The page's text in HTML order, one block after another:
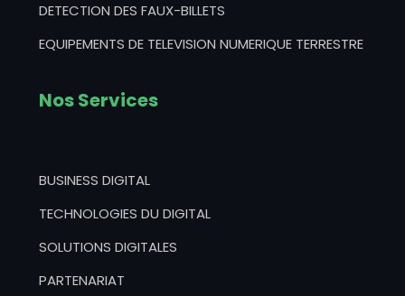
DETECTION DES FAUX-BILLETS
EQUIPEMENTS DE TELEVISION NUMERIQUE TERRESTRE
Nos Services
BUSINESS DIGITAL
TECHNOLOGIES DU DIGITAL
SOLUTIONS DIGITALES
PARTENARIAT